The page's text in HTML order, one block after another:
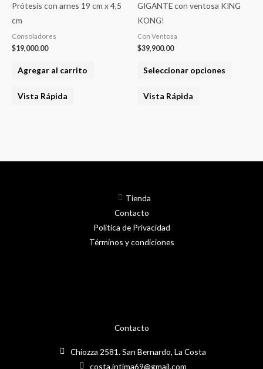
página
Prótesis con arnes 19 cm x 4,5
cm
Consoladores
$19,000.00
Agregar al carrito
Vista Rápida
GIGANTE con ventosa KING
KONG!
Con Ventosa
$39,900.00
Seleccionar opciones
del
Vista Rápida
Contacto
Chiozza 2581. San Bernardo, La Costa
costa.intima69@gmail.com
Tienda
Contacto
Política de Privacidad
Términos y condiciones